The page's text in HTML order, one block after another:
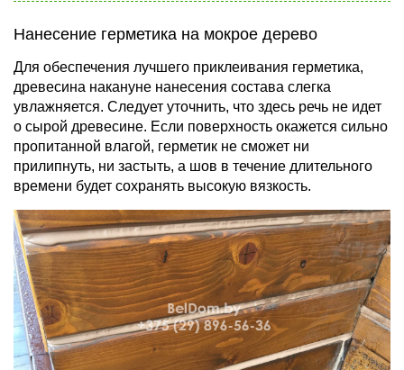
Нанесение герметика на мокрое дерево
Для обеспечения лучшего приклеивания герметика,
древесина накануне нанесения состава слегка
увлажняется. Следует уточнить, что здесь речь не идет
о сырой древесине. Если поверхность окажется сильно
пропитанной влагой, герметик не сможет ни
прилипнуть, ни застыть, а шов в течение длительного
времени будет сохранять высокую вязкость.